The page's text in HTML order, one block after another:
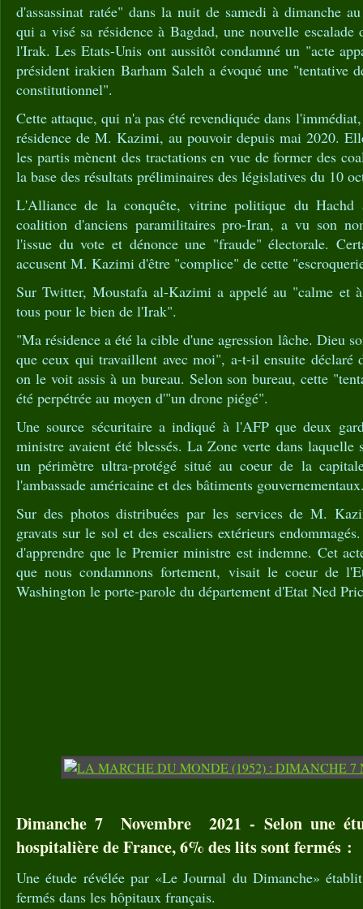
d'assassinat ratée" dans la nuit de samedi à dimanche
qui a visé sa résidence à Bagdad, une nouvelle escalade
l'Irak. Les Etats-Unis ont aussitôt condamné un "acte
président irakien Barham Saleh a évoqué une "tentative
constitutionnel".
Cette attaque, qui n'a pas été revendiquée dans
résidence de M. Kazimi, au pouvoir depuis mai 2020.
les partis mènent des tractations en vue de former des
la base des résultats préliminaires des législatives du 10
L'Alliance de la conquête, vitrine politique du Hachd
coalition d'anciens paramilitaires pro-Iran, a vu son
l'issue du vote et dénonce une "fraude" électorale.
accusent M. Kazimi d'être "complice" de cette
Sur Twitter, Moustafa al-Kazimi a appelé au "calme et
tous pour le bien de l'Irak".
"Ma résidence a été la cible d'une agression lâche. Dieu
que ceux qui travaillent avec moi", a-t-il ensuite déclaré
on le voit assis à un bureau. Selon son bureau, cette
été perpétrée au moyen d'"un drone piégé".
Une source sécuritaire a indiqué à l'AFP que deux
ministre avaient été blessés. La Zone verte dans laquelle
un périmètre ultra-protégé situé au coeur de la
l'ambassade américaine et des bâtiments
Sur des photos distribuées par les services de M.
gravats sur le sol et des escaliers extérieurs
d'apprendre que le Premier ministre est indemne. Cet
que nous condamnons fortement, visait le coeur de
Washington le porte-parole du département d'Etat Ned
Dimanche 7 Novembre 2021 - Selon une
hospitalière de France, 6% des lits sont fermés :
Une étude révélée par «Le Journal du Dimanche»
fermés dans les hôpitaux français.